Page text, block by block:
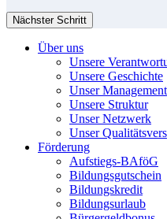
Nächster Schritt
Über uns
Unsere
Unsere Geschichte
Unser Management
Unsere Struktur
Unser Netzwerk
Unser
Förderung
Aufstiegs-BAföG
Bildungsgutschein
Bildungskredit
Bildungsurlaub